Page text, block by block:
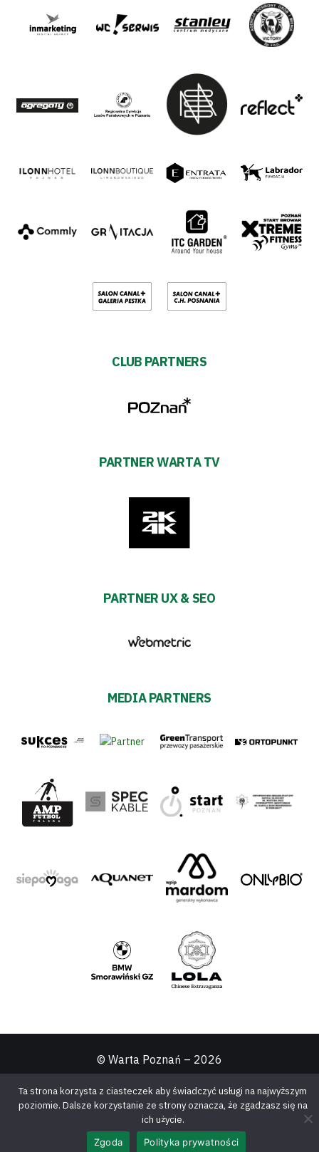
CLUB PARTNERS
PARTNER WARTA TV
PARTNER UX & SEO
MEDIA PARTNERS
© Warta Poznań – 2026
Ta strona korzysta z ciasteczek aby świadczyć usługi na najwyższym
poziomie. Dalsze korzystanie ze strony oznacza, że zgadzasz się na
ich użycie.
Zgoda Polityka prywatności